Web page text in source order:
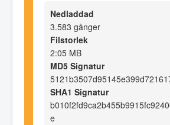
Nedladdad
3.583 gånger
Filstorlek
2:05 MB
MD5 Signatur
SHA1 Signatur
e